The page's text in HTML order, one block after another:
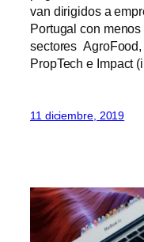
van dirigidos a
Portugal con
sectores AgroFood,
PropTech e Impact
11 diciembre, 2019